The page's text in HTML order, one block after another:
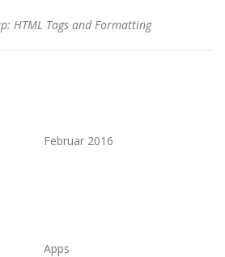
HTML Tags and Formatting
Februar 2016
Apps